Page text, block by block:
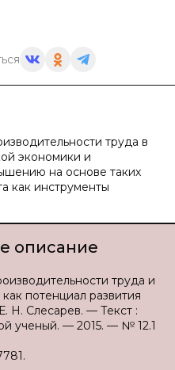
труда в
экономики и
на основе таких
как инструменты
описание
труда и
потенциал развития
Н. Слесарев. — Текст :
ученый. — 2015. — № 12.1